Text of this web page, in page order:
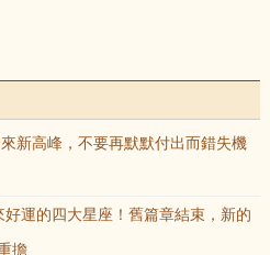
新高峰，不要再默默付出而錯失機
運的四大星座！舊篇章結束，新的
擔